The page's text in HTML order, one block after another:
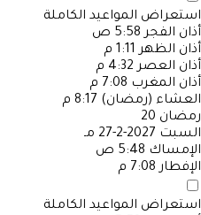
استعراض المواعيد الكاملة
أذان الفجر 5:58 ص
أذان الظهر 1:11 م
أذان العصر 4:32 م
أذان المغرب 7:08 م
العشاء (رمضان) 8:17 م
رمضان 20
السبت 2027-2-27 مـ
الإمساك 5:48 ص
الإفطار 7:08 م
استعراض المواعيد الكاملة